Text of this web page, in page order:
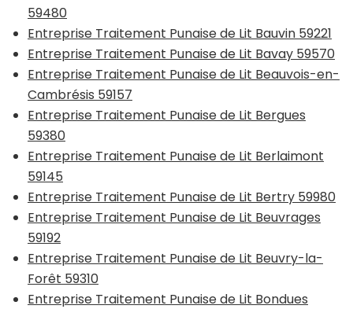
59480
Entreprise Traitement Punaise de Lit Bauvin 59221
Entreprise Traitement Punaise de Lit Bavay 59570
Entreprise Traitement Punaise de Lit Beauvois-en-
Cambrésis 59157
Entreprise Traitement Punaise de Lit Bergues
59380
Entreprise Traitement Punaise de Lit Berlaimont
59145
Entreprise Traitement Punaise de Lit Bertry 59980
Entreprise Traitement Punaise de Lit Beuvrages
59192
Entreprise Traitement Punaise de Lit Beuvry-la-
Forêt 59310
Entreprise Traitement Punaise de Lit Bondues